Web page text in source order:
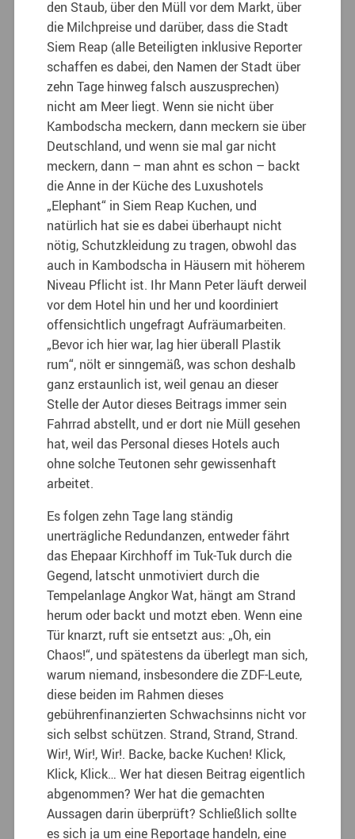
den Staub, über den Müll vor dem Markt, über
die Milchpreise und darüber, dass die Stadt
Siem Reap (alle Beteiligten inklusive Reporter
schaffen es dabei, den Namen der Stadt über
zehn Tage hinweg falsch auszusprechen)
nicht am Meer liegt. Wenn sie nicht über
Kambodscha meckern, dann meckern sie über
Deutschland, und wenn sie mal gar nicht
meckern, dann – man ahnt es schon – backt
die Anne in der Küche des Luxushotels
„Elephant“ in Siem Reap Kuchen, und
natürlich hat sie es dabei überhaupt nicht
nötig, Schutzkleidung zu tragen, obwohl das
auch in Kambodscha in Häusern mit höherem
Niveau Pflicht ist. Ihr Mann Peter läuft derweil
vor dem Hotel hin und her und koordiniert
offensichtlich ungefragt Aufräumarbeiten.
„Bevor ich hier war, lag hier überall Plastik
rum“, nölt er sinngemäß, was schon deshalb
ganz erstaunlich ist, weil genau an dieser
Stelle der Autor dieses Beitrags immer sein
Fahrrad abstellt, und er dort nie Müll gesehen
hat, weil das Personal dieses Hotels auch
ohne solche Teutonen sehr gewissenhaft
arbeitet.
Es folgen zehn Tage lang ständig
unerträgliche Redundanzen, entweder fährt
das Ehepaar Kirchhoff im Tuk-Tuk durch die
Gegend, latscht unmotiviert durch die
Tempelanlage Angkor Wat, hängt am Strand
herum oder backt und motzt eben. Wenn eine
Tür knarzt, ruft sie entsetzt aus: „Oh, ein
Chaos!“, und spätestens da überlegt man sich,
warum niemand, insbesondere die ZDF-Leute,
diese beiden im Rahmen dieses
gebührenfinanzierten Schwachsinns nicht vor
sich selbst schützen. Strand, Strand, Strand.
Wir!, Wir!, Wir!. Backe, backe Kuchen! Klick,
Klick, Klick… Wer hat diesen Beitrag eigentlich
abgenommen? Wer hat die gemachten
Aussagen darin überprüft? Schließlich sollte
es sich ja um eine Reportage handeln, eine